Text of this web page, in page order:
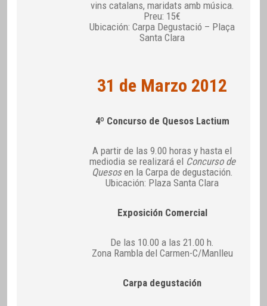
vins catalans, maridats amb música.
Preu: 15€
Ubicación: Carpa Degustació – Plaça
Santa Clara
31 de Marzo 2012
4º Concurso de Quesos Lactium
A partir de las 9.00 horas y hasta el
mediodia se realizará el Concurso de
Quesosen la Carpa de degustación.
Ubicación: Plaza Santa Clara
Exposición Comercial
De las 10.00 a las 21.00 h.
Zona Rambla del Carmen-C/Manlleu
Carpa degustación